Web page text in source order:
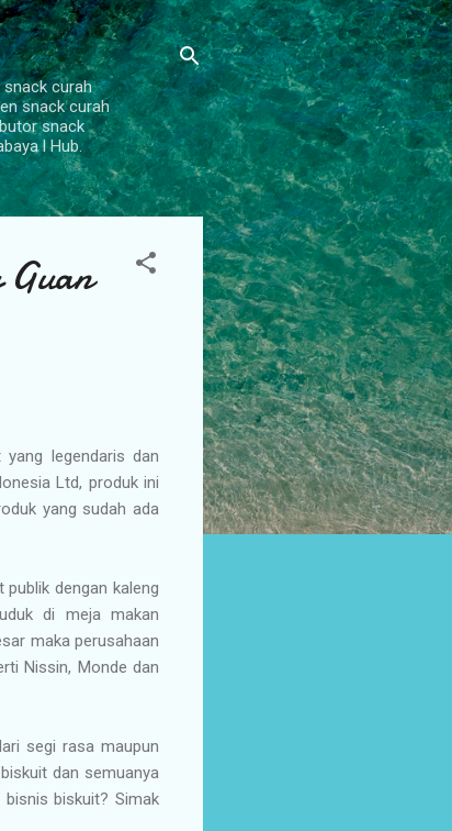
snack curah
snack curah
snack
l Hub.
legendaris dan
Ltd, produk ini
yang sudah ada
dengan kaleng
di meja makan
maka perusahaan
Nissin, Monde dan
segi rasa maupun
dan semuanya
biskuit? Simak